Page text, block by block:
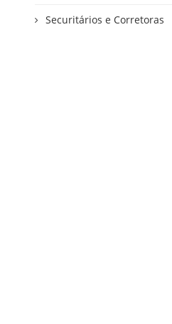
Securitários e Corretoras